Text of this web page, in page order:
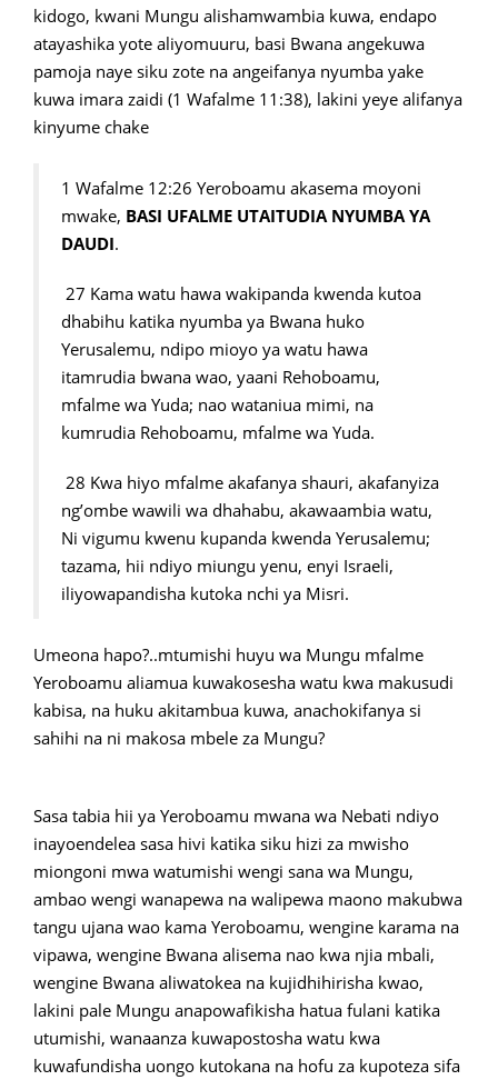
kidogo, kwani Mungu alishamwambia kuwa, endapo
atayashika yote aliyomuuru, basi Bwana angekuwa
pamoja naye siku zote na angeifanya nyumba yake
kuwa imara zaidi (1 Wafalme 11:38), lakini yeye alifanya
kinyume chake
1 Wafalme 12:26 Yeroboamu akasema moyoni
mwake, BASI UFALME UTAITUDIA NYUMBA YA
DAUDI.
27 Kama watu hawa wakipanda kwenda kutoa
dhabihu katika nyumba ya Bwana huko
Yerusalemu, ndipo mioyo ya watu hawa
itamrudia bwana wao, yaani Rehoboamu,
mfalme wa Yuda; nao wataniua mimi, na
kumrudia Rehoboamu, mfalme wa Yuda.
28 Kwa hiyo mfalme akafanya shauri, akafanyiza
ng’ombe wawili wa dhahabu, akawaambia watu,
Ni vigumu kwenu kupanda kwenda Yerusalemu;
tazama, hii ndiyo miungu yenu, enyi Israeli,
iliyowapandisha kutoka nchi ya Misri.
Umeona hapo?..mtumishi huyu wa Mungu mfalme
Yeroboamu aliamua kuwakosesha watu kwa makusudi
kabisa, na huku akitambua kuwa, anachokifanya si
sahihi na ni makosa mbele za Mungu?
Sasa tabia hii ya Yeroboamu mwana wa Nebati ndiyo
inayoendelea sasa hivi katika siku hizi za mwisho
miongoni mwa watumishi wengi sana wa Mungu,
ambao wengi wanapewa na walipewa maono makubwa
tangu ujana wao kama Yeroboamu, wengine karama na
vipawa, wengine Bwana alisema nao kwa njia mbali,
wengine Bwana aliwatokea na kujidhihirisha kwao,
lakini pale Mungu anapowafikisha hatua fulani katika
utumishi, wanaanza kuwapostosha watu kwa
kuwafundisha uongo kutokana na hofu za kupoteza sifa